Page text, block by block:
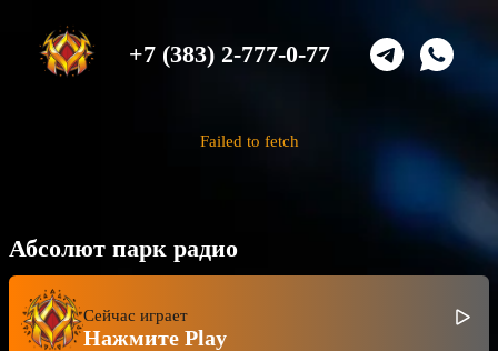
+7 (383) 2-777-0-77
Failed to fetch
Абсолют парк радио
Сейчас играет
Нажмите Play